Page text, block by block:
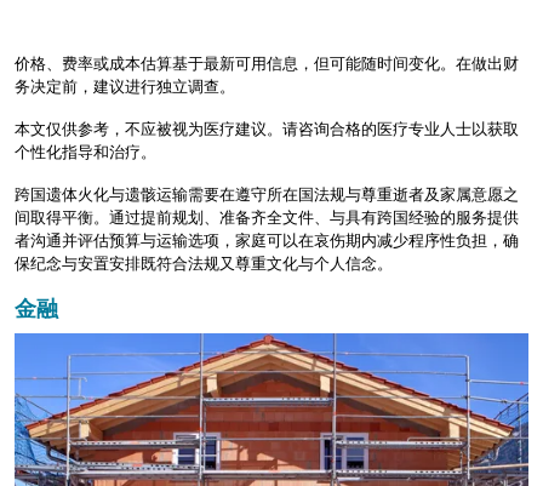
价格、费率或成本估算基于最新可用信息，但可能随时间变化。在做出财
务决定前，建议进行独立调查。
本文仅供参考，不应被视为医疗建议。请咨询合格的医疗专业人士以获取
个性化指导和治疗。
跨国遗体火化与遗骸运输需要在遵守所在国法规与尊重逝者及家属意愿之
间取得平衡。通过提前规划、准备齐全文件、与具有跨国经验的服务提供
者沟通并评估预算与运输选项，家庭可以在哀伤期内减少程序性负担，确
保纪念与安置安排既符合法规又尊重文化与个人信念。
金融